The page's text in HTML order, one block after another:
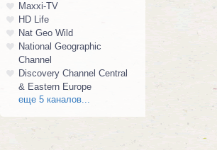
Maxxi-TV
HD Life
Nat Geo Wild
National Geographic
Channel
Discovery Channel Central
& Eastern Europe
еще 5 каналов...